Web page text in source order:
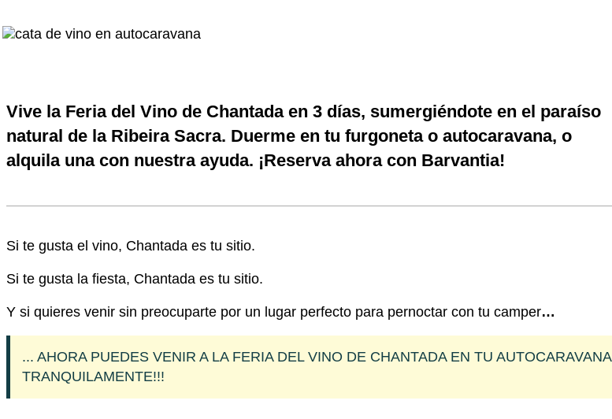
Vive la Feria del Vino de Chantada en 3 días, sumergiéndote en el paraíso
natural de la Ribeira Sacra. Duerme en tu furgoneta o autocaravana, o
alquila una con nuestra ayuda. ¡Reserva ahora con Barvantia!
Si te gusta el vino, Chantada es tu sitio.
Si te gusta la fiesta, Chantada es tu sitio.
Y si quieres venir sin preocuparte por un lugar perfecto para pernoctar con tu camper…
... AHORA PUEDES VENIR A LA FERIA DEL VINO DE CHANTADA EN TU AUTOCARAVANA
TRANQUILAMENTE!!!